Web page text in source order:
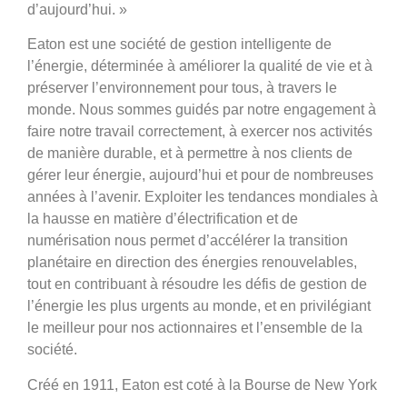
d’aujourd’hui. »
Eaton est une société de gestion intelligente de
l’énergie, déterminée à améliorer la qualité de vie et à
préserver l’environnement pour tous, à travers le
monde. Nous sommes guidés par notre engagement à
faire notre travail correctement, à exercer nos activités
de manière durable, et à permettre à nos clients de
gérer leur énergie, aujourd’hui et pour de nombreuses
années à l’avenir. Exploiter les tendances mondiales à
la hausse en matière d’électrification et de
numérisation nous permet d’accélérer la transition
planétaire en direction des énergies renouvelables,
tout en contribuant à résoudre les défis de gestion de
l’énergie les plus urgents au monde, et en privilégiant
le meilleur pour nos actionnaires et l’ensemble de la
société.
Créé en 1911, Eaton est coté à la Bourse de New York